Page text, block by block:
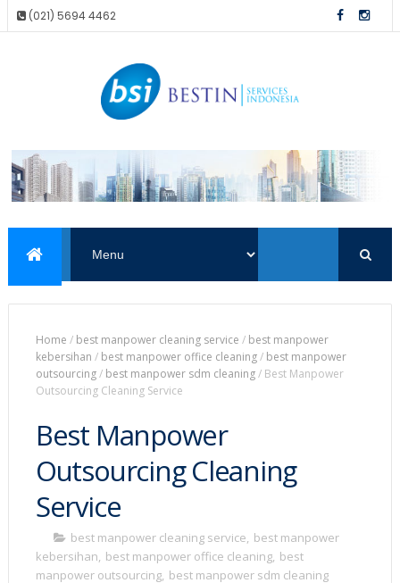
(021) 5694 4462
Home / best manpower cleaning service / best manpower
kebersihan / best manpower office cleaning/ best manpower
outsourcing/ best manpower sdm cleaning/ Best Manpower
Outsourcing Cleaning Service
Best Manpower
Outsourcing Cleaning
Service
best manpower cleaning service, best manpower
kebersihan, best manpower office cleaning, best
manpower outsourcing, best manpower sdm cleaning